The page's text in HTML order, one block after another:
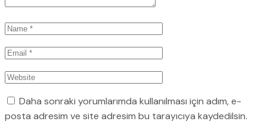
Daha sonraki yorumlarımda kullanılması için adım, e-
posta adresim ve site adresim bu tarayıcıya kaydedilsin.